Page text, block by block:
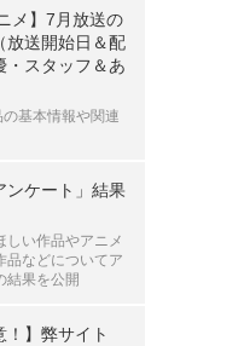
メ】7月放送の
放送開始日＆配
・スタッフ＆あ
基本情報や関連
ンケート」結果
しい作品やアニメ
品などについてア
結果を公開
！】弊サイト